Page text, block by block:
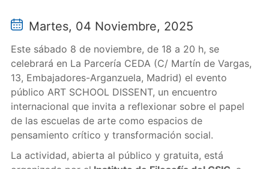
Martes, 04 Noviembre, 2025
Este sábado 8 de noviembre, de 18 a 20 h, se
celebrará en La Parcería CEDA (C/ Martín de Vargas,
13, Embajadores-Arganzuela, Madrid) el evento
público ART SCHOOL DISSENT, un encuentro
internacional que invita a reflexionar sobre el papel
de las escuelas de arte como espacios de
pensamiento crítico y transformación social.
La actividad, abierta al público y gratuita, está